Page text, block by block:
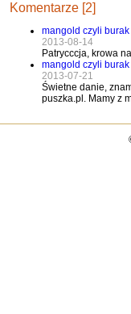
Komentarze [2]
mangold czyli
2013-08-14
Patrycccja, krowa
mangold czyli
2013-07-21
Świetne danie,
puszka.pl. Mamy z